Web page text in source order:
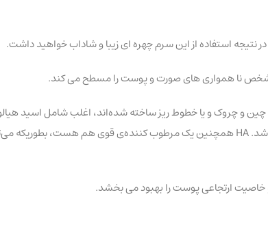
نا همواری های صورت و پوست را مسطح می کند.
خاصیت ارتجاعی پوست را بهبود می بخشد.